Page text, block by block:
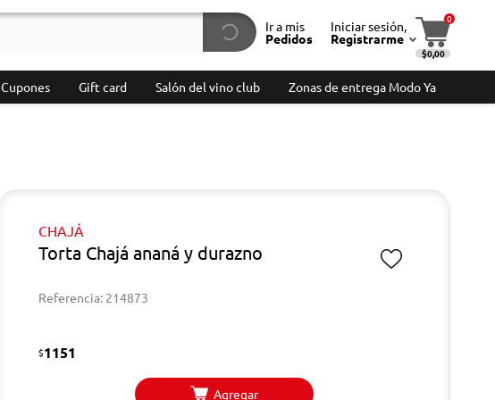
Ir a mis
Pedidos
Iniciar sesión,
Registrarme
0
$0,00
Cupones Gift card Salón del vino club Zonas de entrega Modo Ya
CHAJÁ
Torta Chajá ananá y durazno
Referencia: 214873
$1151
Agregar